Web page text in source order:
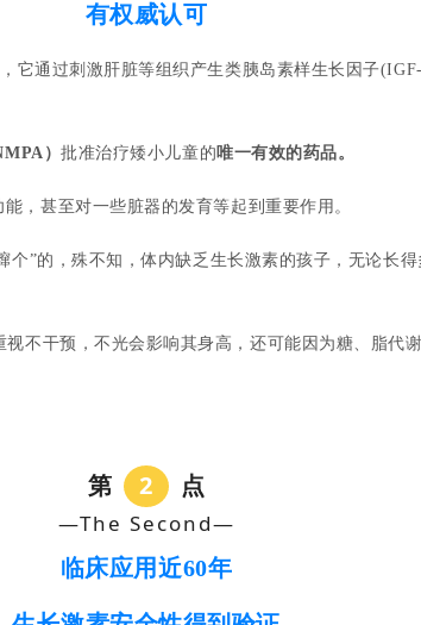
有权威认可
它通过刺激肝脏等组织产生类胰岛素样生长因子
）批准治疗矮小儿童的唯一有效的药品。
，甚至对一些脏器的发育等起到重要作用。
”的，殊不知，体内缺乏生长激素的孩子，无论长
视不干预，不光会影响其身高，还可能因为糖、脂
第 2 点
—The Second—
临床应用近60年